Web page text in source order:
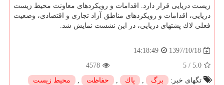
زیست دریایی قرار دارد. اقدامات و رویكردهای معاونت محیط زیست
دریایی، اقدامات و رویكردهای مناطق آزاد تجاری و اقتصادی، وضعیت
فعلی لاك پشتهای دریایی، در این نشست نمایش شد.
1397/10/18
14:18:49
5.0
/
5
4578
تگهای خبر:
برگ , پاك , حفاظت , محیط زیست